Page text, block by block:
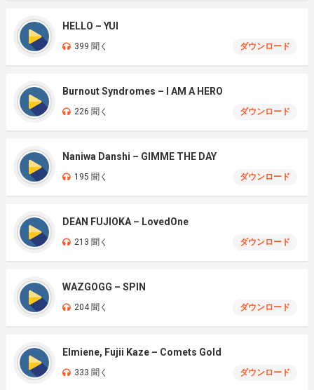
HELLO – YUI
399 聞く ダウンロード
Burnout Syndromes – I AM A HERO
226 聞く ダウンロード
Naniwa Danshi – GIMME THE DAY
195 聞く ダウンロード
DEAN FUJIOKA – LovedOne
213 聞く ダウンロード
WAZGOGG – SPIN
204 聞く ダウンロード
Elmiene, Fujii Kaze – Comets Gold
333 聞く ダウンロード